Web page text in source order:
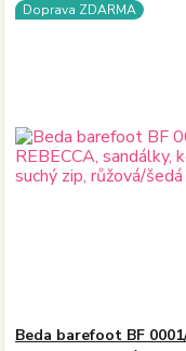
Doprava ZDARMA
Beda barefoot BF